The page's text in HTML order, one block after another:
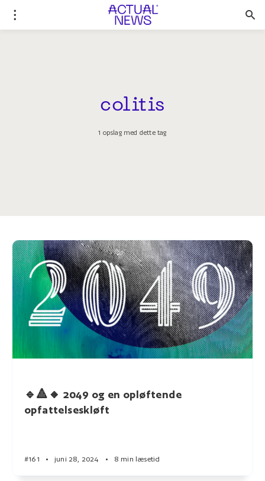
colitis
1 opslag med dette tag
🔹🔺🔸 2049 og en opløftende
opfattelseskløft
#161 • juni 28, 2024 • 8 min læsetid